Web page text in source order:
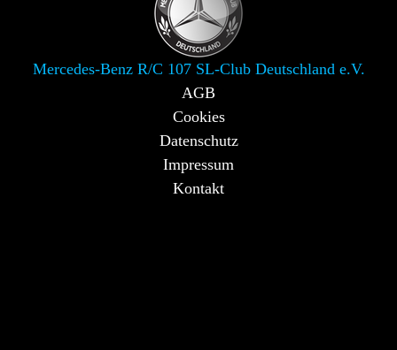
Mercedes-Benz R/C 107 SL-Club Deutschland e.V.
AGB
Cookies
Datenschutz
Impressum
Kontakt